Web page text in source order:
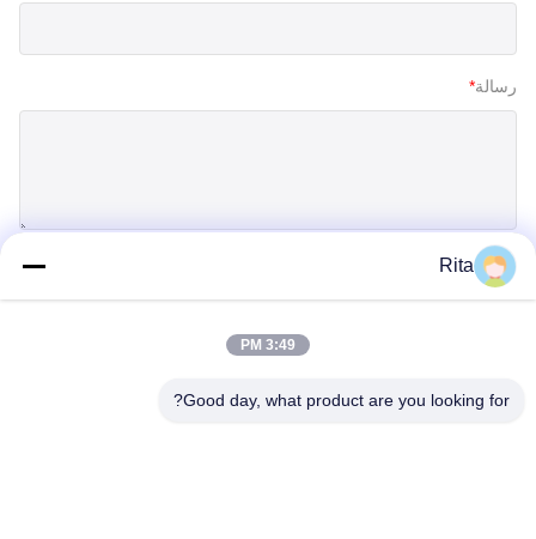
رسالة*
Rita
3:49 PM
Good day, what product are you looking for?